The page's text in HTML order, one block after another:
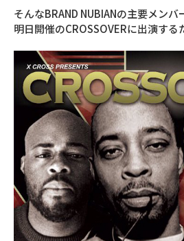
そんなBRAND NUBIANの主要メンバ
明日開催のCROSSOVERに出演する